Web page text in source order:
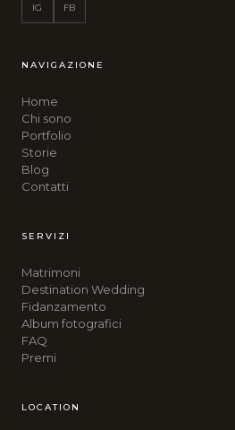
IG FB
NAVIGAZIONE
Home
Chi sono
Portfolio
Storie
Blog
Contatti
SERVIZI
Matrimoni
Destination Wedding
Fidanzamento
Album fotografici
FAQ
Premi
LOCATION